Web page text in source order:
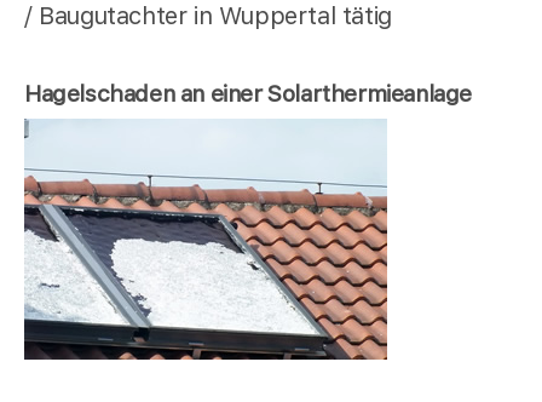
/ Baugutachter in Wuppertal tätig
Hagelschaden an einer Solarthermieanlage